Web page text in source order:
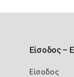
Είσοδος –
Είσοδος